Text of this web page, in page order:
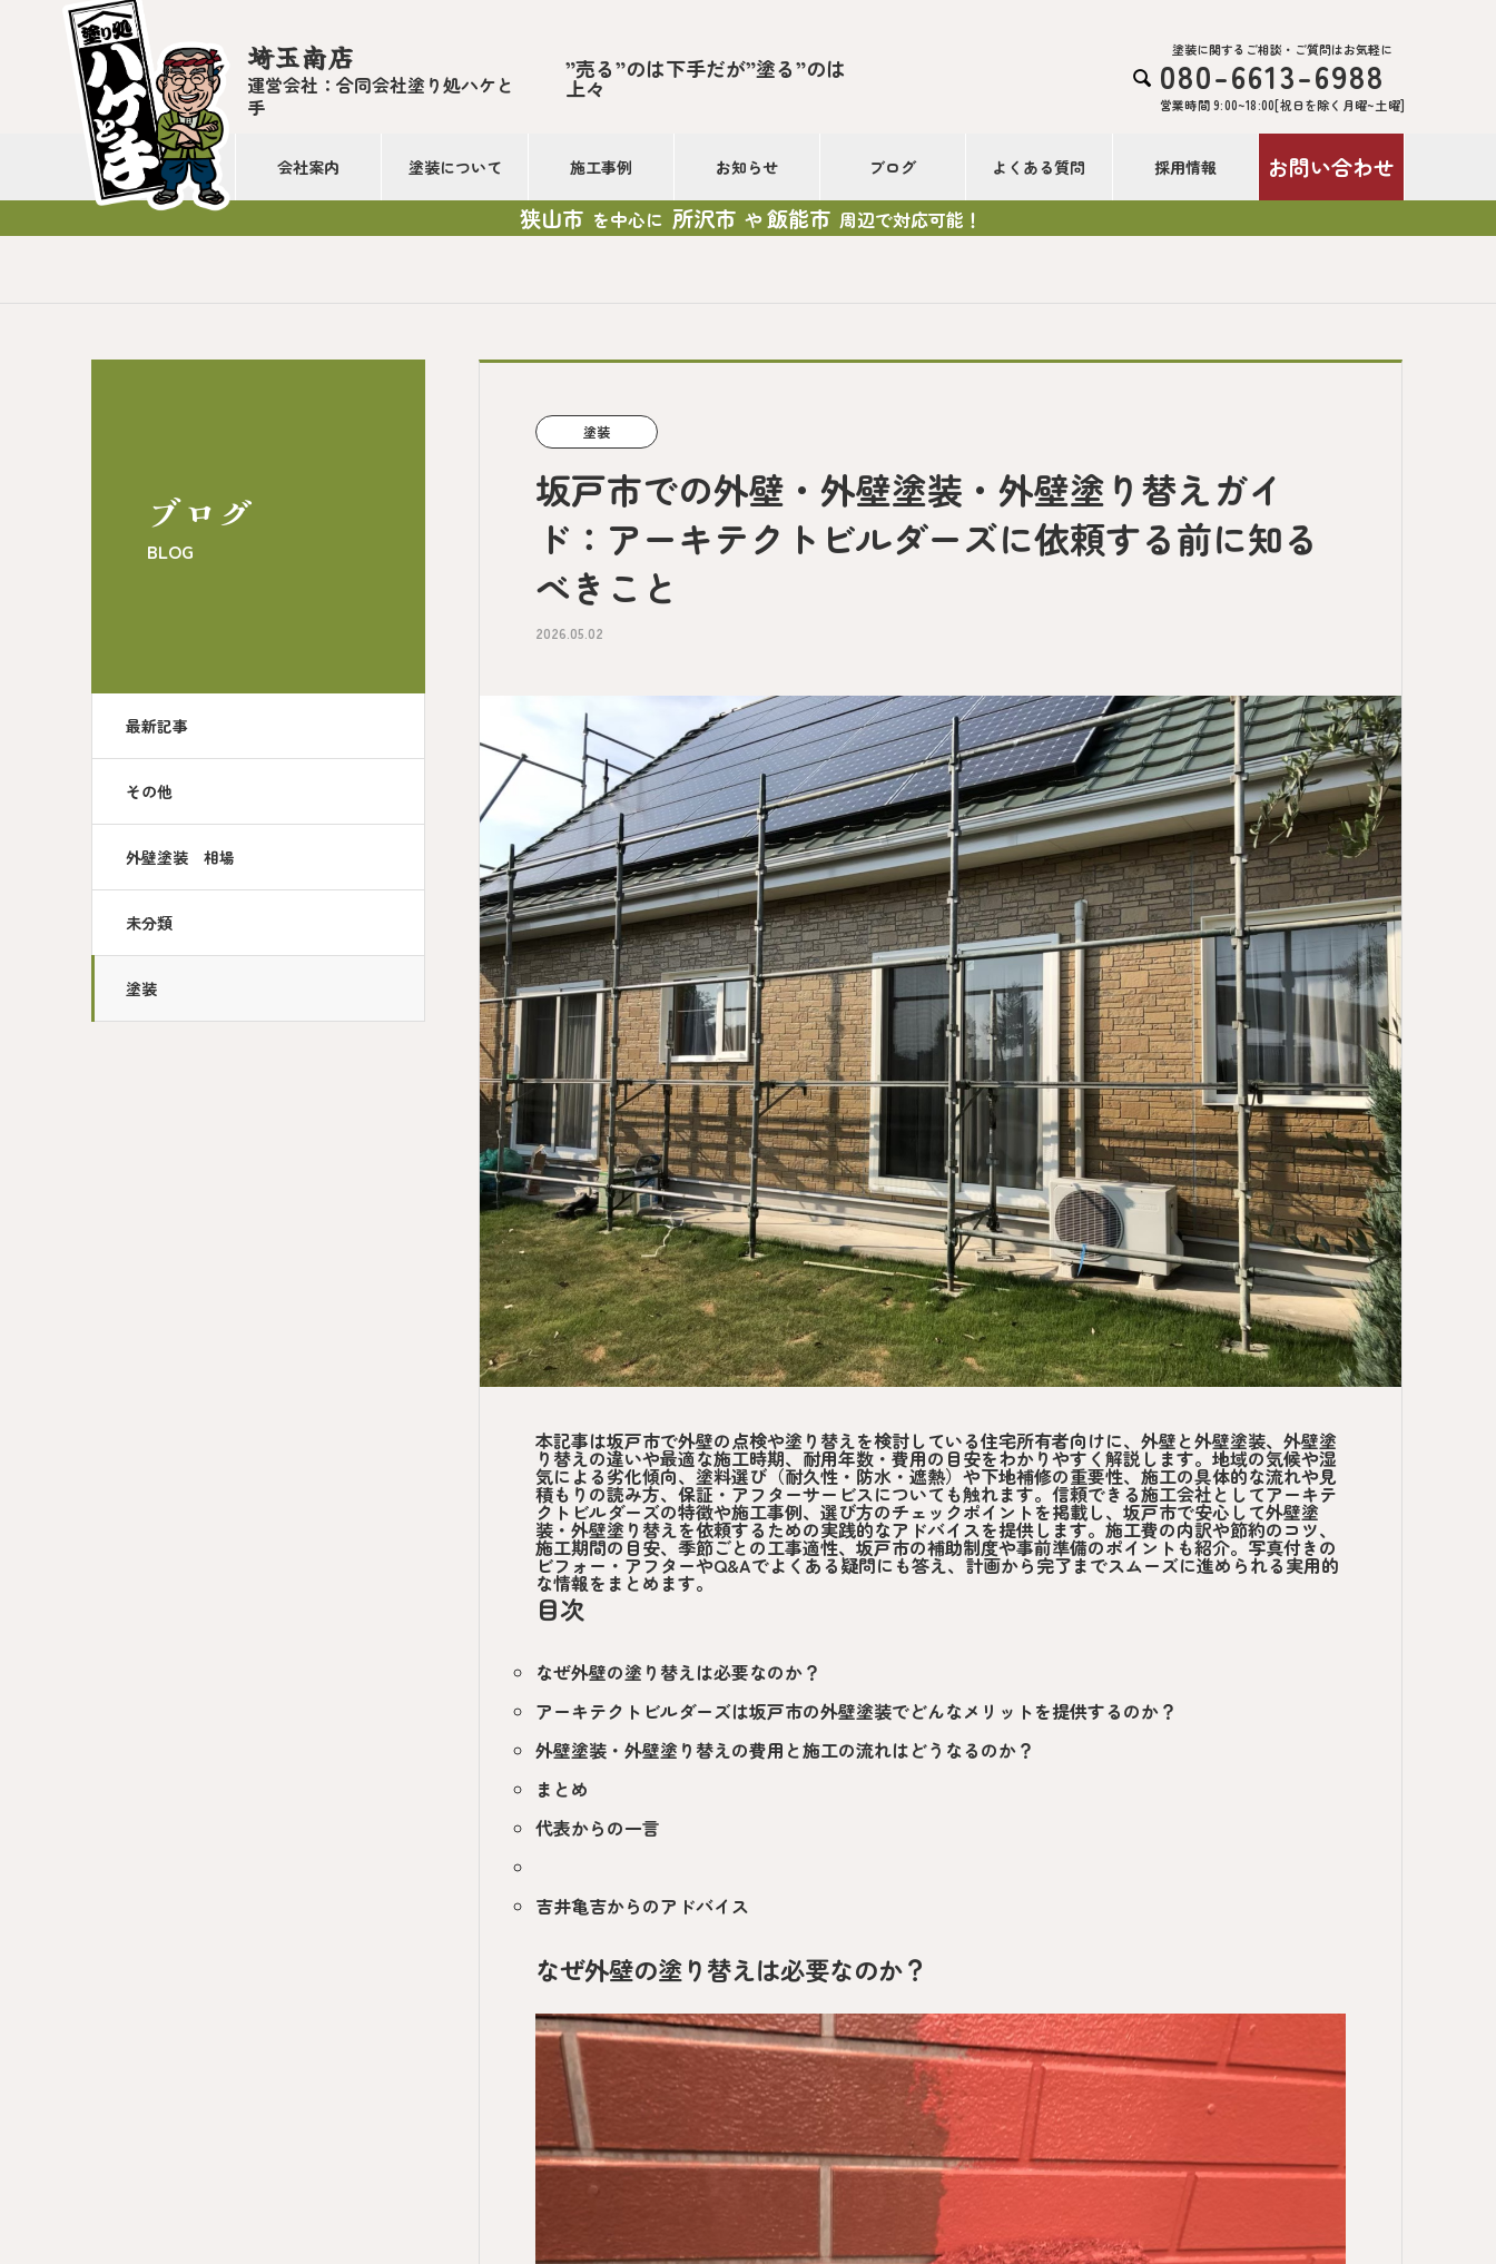
埼玉南店
運営会社：合同会社塗り処ハケと
手
”売る”のは下手だが”塗る”のは
上々 
塗装に関するご相談・ご質問はお気軽に
080-6613-6988
営業時間 9:00~18:00[祝日を除く月曜~土曜]
会社案内 塗装について 施工事例 お知らせ ブログ よくある質問 採用情報 お問い合わせ
狭山市 を中心に 所沢市 や飯能市 周辺で対応可能！
ブログ
BLOG
最新記事
その他
外壁塗装 相場
未分類
塗装
塗装
坂戸市での外壁・外壁塗装・外壁塗り替えガイ
ド：アーキテクトビルダーズに依頼する前に知る
べきこと
2026.05.02
本記事は坂戸市で外壁の点検や塗り替えを検討している住宅所有者向けに、外壁と外壁塗装、外壁塗
り替えの違いや最適な施工時期、耐用年数・費用の目安をわかりやすく解説します。地域の気候や湿
気による劣化傾向、塗料選び（耐久性・防水・遮熱）や下地補修の重要性、施工の具体的な流れや見
積もりの読み方、保証・アフターサービスについても触れます。信頼できる施工会社としてアーキテ
クトビルダーズの特徴や施工事例、選び方のチェックポイントを掲載し、坂戸市で安心して外壁塗
装・外壁塗り替えを依頼するための実践的なアドバイスを提供します。施工費の内訳や節約のコツ、
施工期間の目安、季節ごとの工事適性、坂戸市の補助制度や事前準備のポイントも紹介。写真付きの
ビフォー・アフターやQ&Aでよくある疑問にも答え、計画から完了までスムーズに進められる実用的
な情報をまとめます。
目次
なぜ外壁の塗り替えは必要なのか？
アーキテクトビルダーズは坂戸市の外壁塗装でどんなメリットを提供するのか？
外壁塗装・外壁塗り替えの費用と施工の流れはどうなるのか？
まとめ
代表からの一言
吉井亀吉からのアドバイス
なぜ外壁の塗り替えは必要なのか？